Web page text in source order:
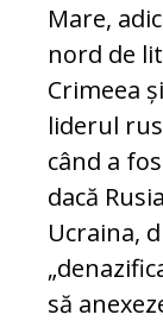
Mare,
nord de
Crimeea
liderul
când a
dacă
Ucraina,
să